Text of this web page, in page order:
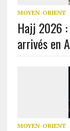
MOYEN-ORIENT
Hajj 2026
arrivés en
MOYEN-ORIENT